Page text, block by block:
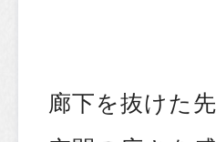
廊下を抜けた